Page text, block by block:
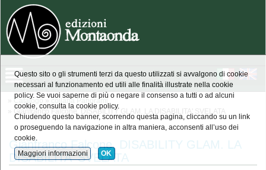
» Catalogo »
collana Panorami
» Gianfranco Falcone, DISABILITY GLAM. LA DISABILITA' SVELATA
Gianfranco Falcone, DISABILITY GLAM. LA
DISABILITA' SVELATA
Questo sito o gli strumenti terzi da questo utilizzati si avvalgono di cookie
necessari al funzionamento ed utili alle finalità illustrate nella cookie
policy. Se vuoi saperne di più o negare il consenso a tutti o ad alcuni
cookie, consulta la cookie policy.
Chiudendo questo banner, scorrendo questa pagina, cliccando su un link
o proseguendo la navigazione in altra maniera, acconsenti all’uso dei
cookie.
Maggiori informazioni OK